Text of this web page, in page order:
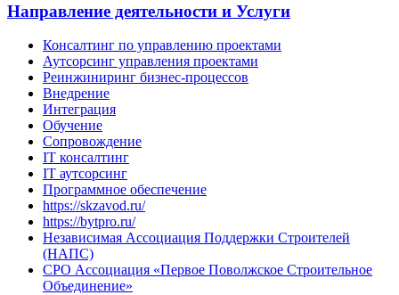
Направление деятельности и Услуги
Консалтинг по управлению проектами
Аутсорсинг управления проектами
Реинжиниринг бизнес-процессов
Внедрение
Интеграция
Обучение
Сопровождение
IT консалтинг
IT аутсорсинг
Программное обеспечение
https://skzavod.ru/
https://bytpro.ru/
Независимая Ассоциация Поддержки Строителей
(НАПС)
СРО Ассоциация «Первое Поволжское Строительное
Объединение»